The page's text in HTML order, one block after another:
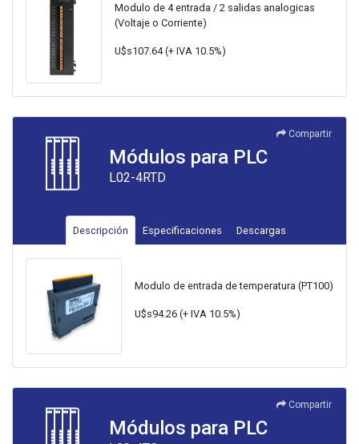
Modulo de 4 entrada / 2 salidas analogicas
(Voltaje o Corriente)
U$s107.64 (+ IVA 10.5%)
Compartir
Módulos para PLC
L02-4RTD
Descripción Especificaciones Descargas
Modulo de entrada de temperatura (PT100)
U$s94.26 (+ IVA 10.5%)
Compartir
Módulos para PLC